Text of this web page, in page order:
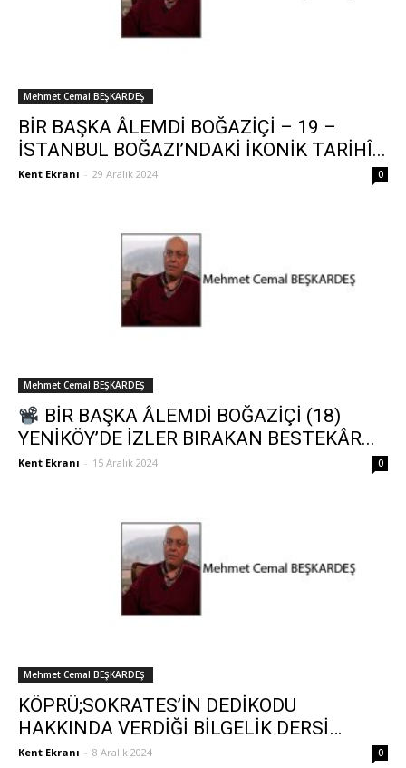
Mehmet Cemal BEŞKARDEŞ
BİR BAŞKA ÂLEMDİ BOĞAZİÇİ – 19 –
İSTANBUL BOĞAZI’NDAKİ İKONİK TARİHÎ...
Kent Ekranı - 29 Aralık 2024 0
Mehmet Cemal BEŞKARDEŞ
BİR BAŞKA ÂLEMDİ BOĞAZİÇİ (18)
YENİKÖY’DE İZLER BIRAKAN BESTEKÂR...
Kent Ekranı - 15 Aralık 2024 0
Mehmet Cemal BEŞKARDEŞ
KÖPRÜ;SOKRATES’İN DEDİKODU
HAKKINDA VERDİĞİ BİLGELİK DERSİ…
Kent Ekranı - 8 Aralık 2024 0